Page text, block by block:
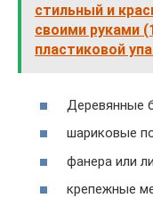
стильный и
своими руками
пластиковой
Деревянные
шариковые
фанера или
крепежные